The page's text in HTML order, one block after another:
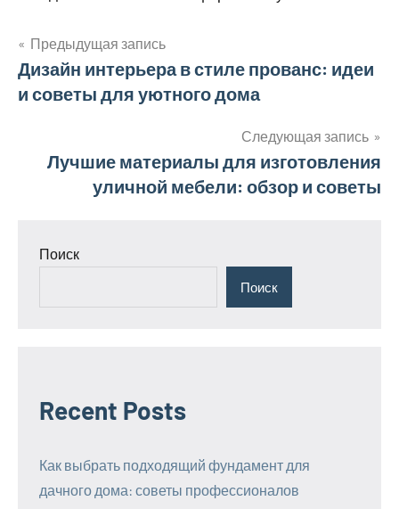
Навигация
по
Предыдущая запись
Дизайн интерьера в стиле прованс: идеи
и советы для уютного дома
Следующая запись
Лучшие материалы для изготовления
уличной мебели: обзор и советы
Поиск
Поиск
Recent Posts
Как выбрать подходящий фундамент для
дачного дома: советы профессионалов